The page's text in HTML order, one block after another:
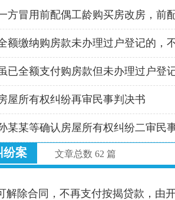
方冒用前配偶工龄购买房改房，前
额缴纳购房款未办理过户登记的，
已全额支付购房款但未办理过户登
屋所有权纠纷再审民事判决书
某某等确认房屋所有权纠纷二审民
纷案 文章总数 62 篇
解除合同，不再支付按揭贷款，由